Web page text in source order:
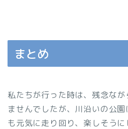
まとめ
私たちが行った時は、残念な
ませんでしたが、川沿いの公
も元気に走り回り、楽しそうに